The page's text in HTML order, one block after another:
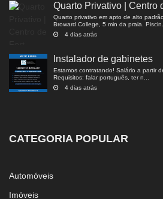
Quarto Privativo | Centro
Quarto privativo em apto de alto
Broward College, 5 min da praia.
4 dias atrás
Instalador de gabinetes
Estamos contratando! Salário a partir
Requisitos: falar português, ter n...
4 dias atrás
CATEGORIA POPULAR
Automóveis
Imóveis